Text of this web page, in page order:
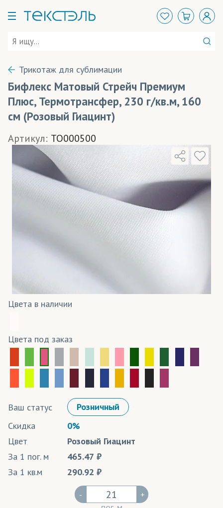
Трикотаж для сублимации
Бифлекс Матовый Стрейч Премиум
Плюс, Термотрансфер, 230 г/кв.м, 160
см (Розовый Гиацинт)
Артикул: TO000500
Цвета в наличии
Цвета под заказ
Ваш статус
Розничный
Скидка
0%
Цвет
Розовый Гиацинт
За 1 пог. м
465.47
За 1 кв.м
290.92
- +